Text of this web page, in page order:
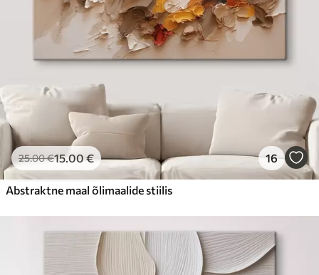
25.00€15.00€ 16
Abstraktne maal õlimaalide stiilis